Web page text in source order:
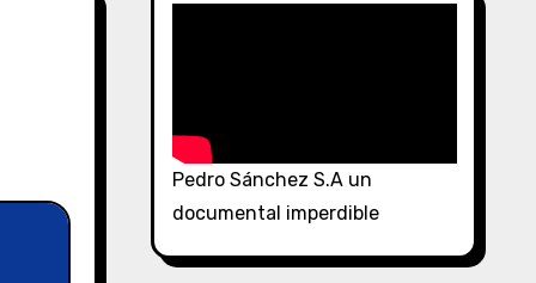
Pedro Sánchez S.A un
documental imperdible